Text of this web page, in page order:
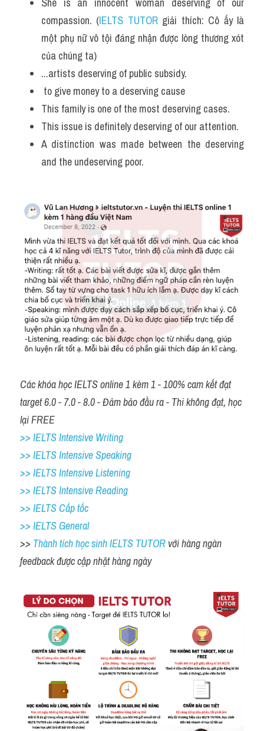
compassion. (IELTS TUTOR giải thích: Cô ấy là
một phụ nữ vô tội đáng nhận được lòng thương xót
của chúng ta)
...artists deserving of public subsidy.
to give money to a deserving cause
This family is one of the most deserving cases.
This issue is definitely deserving of our attention.
A distinction was made between the deserving
and the undeserving poor.
Các khóa học IELTS online 1 kèm 1 - 100% cam kết đạt
target 6.0 - 7.0 - 8.0 - Đảm bảo đầu ra - Thi không đạt, học
lại FREE
>> IELTS Intensive Writing
>> IELTS Intensive Speaking
>> IELTS Intensive Listening
>> IELTS Intensive Reading
>> IELTS Cấp tốc
>> IELTS General
>> Thành tích học sinh IELTS TUTOR với hàng ngàn
feedback được cập nhật hàng ngày